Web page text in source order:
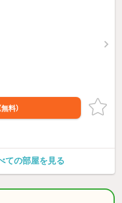
無料）
ての部屋を見る